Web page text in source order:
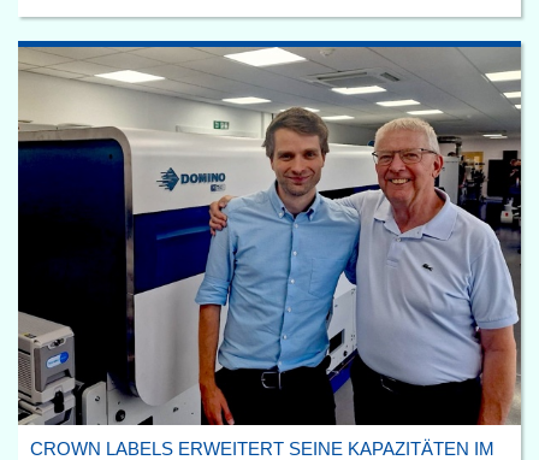
CROWN LABELS ERWEITERT SEINE KAPAZITÄTEN IM